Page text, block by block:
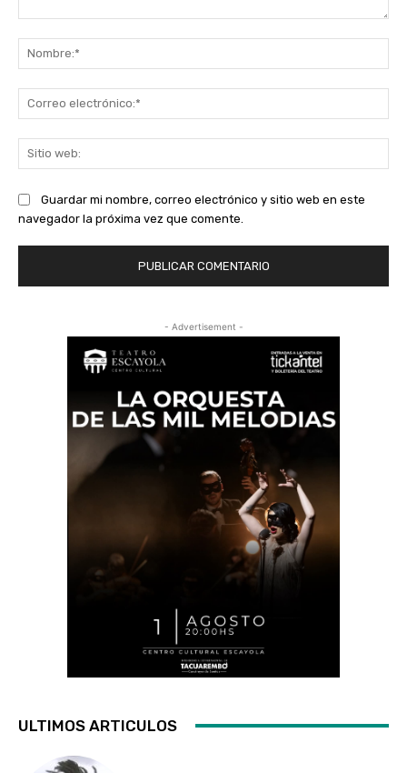
Guardar mi nombre, correo electrónico y sitio web en este
navegador la próxima vez que comente.
- Advertisement -
ULTIMOS ARTICULOS